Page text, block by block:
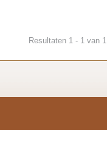
Resultaten 1 - 1 van 1